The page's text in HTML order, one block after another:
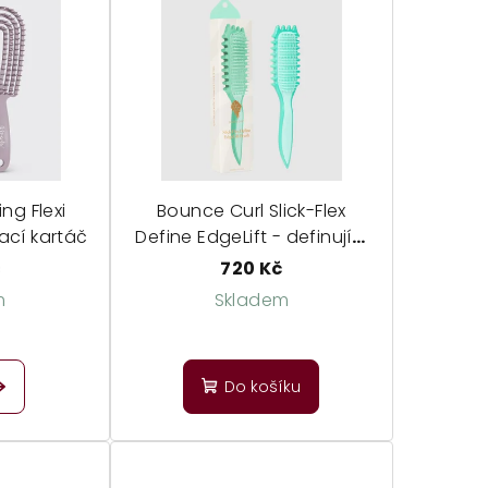
Flexi
kartáč
Bounce Curl Slick-Flex
Define EdgeLift - definující
kartáč pro křehké a krátké
vlasy
720 Kč
Skladem
hodnocení
produktu
je
5,0
Do košíku